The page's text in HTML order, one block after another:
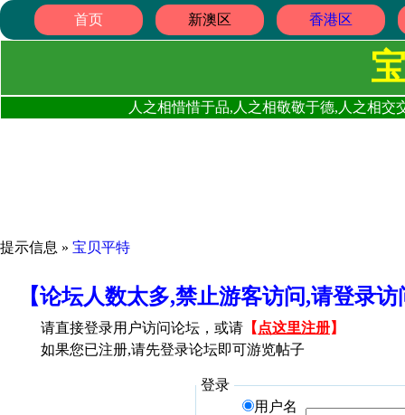
首页 新澳区 香港区
人之相惜惜于品,人之相敬敬于德,人之相
提示信息 » 宝贝平特
【论坛人数太多,禁止游客访问,请登录
请直接登录用户访问论坛，或请 【 点这里注册】
如果您已注册,请先登录论坛即可游览帖子
登录
用户名